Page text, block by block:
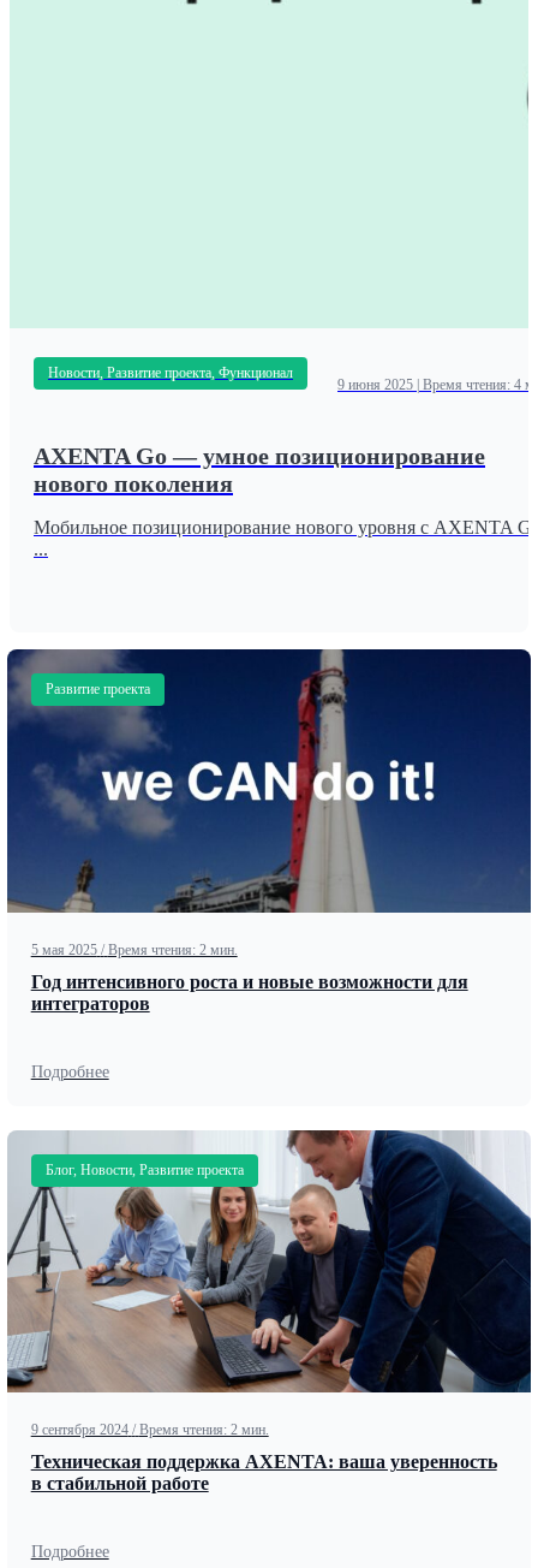
Новости, Развитие проекта, Функционал
9 июня 2025 Время чтения: 4
AXENTA Go — умное позиционирование
нового поколения
Мобильное позиционирование нового уровня с AXENTA
...
Развитие проекта
5 мая 2025 / Время чтения: 2 мин.
Год интенсивного роста и новые возможности для
интеграторов
Подробнее
Блог, Новости, Развитие проекта
9 сентября 2024 / Время чтения: 2 мин.
Техническая поддержка AXENTA: ваша уверенность
в стабильной работе
Подробнее